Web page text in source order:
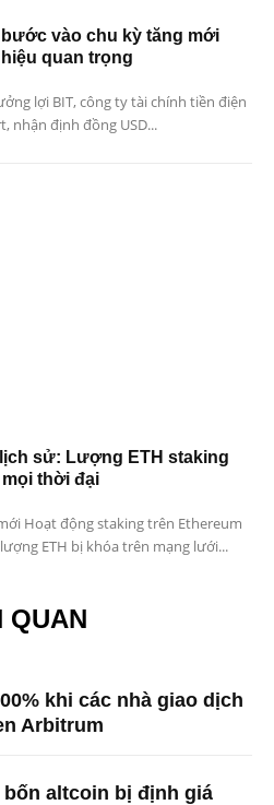
vào chu kỳ tăng mới
quan trọng
lợi BIT, công ty tài chính tiền điện
nhận định đồng USD...
sử: Lượng ETH staking
thời đại
Hoạt động staking trên Ethereum
ETH bị khóa trên mạng lưới...
QUAN
khi các nhà giao dịch
Arbitrum
altcoin bị định giá